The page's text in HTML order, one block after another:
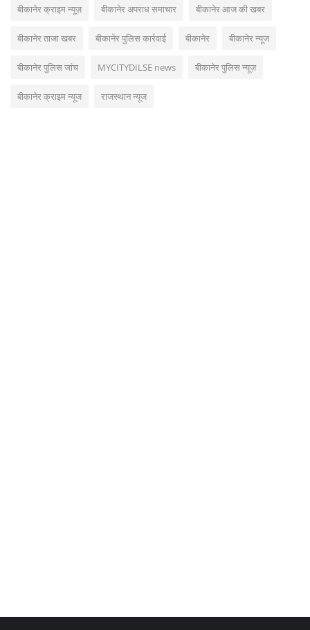
बीकानेर क्राइम न्यूज़ बीकानेर अपराध समाचार बीकानेर आज की खबर
बीकानेर ताजा खबर बीकानेर पुलिस कार्रवाई बीकानेर बीकानेर न्यूज
बीकानेर पुलिस जांच MYCITYDILSE news बीकानेर पुलिस न्यूज़
बीकानेर क्राइम न्यूज राजस्थान न्यूज